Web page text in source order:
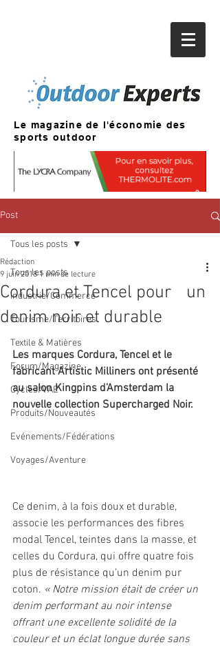
Le magazine de l'économie des
sports outdoor
Post
Tous les posts
Industrie/Commerce
Tourisme/Territoires
Textile & Matières
Forum/Magazine
Cycles/VAE
Produits/Nouveautés
Evénements/Fédérations
Voyages/Aventure
Tous les posts
Cordura et Tencel pour un
denim noir et durable
Rédaction
9 juin 2018 1 min de lecture
Les marques Cordura, Tencel et le
fabricant Artistic Milliners ont présenté
au salon Kingpins d’Amsterdam la
nouvelle collection Supercharged Noir.
Ce denim, à la fois doux et durable,
associe les performances des fibres
modal Tencel, teintes dans la masse, et
celles du Cordura, qui offre quatre fois
plus de résistance qu’un denim pur
coton. « Notre mission était de créer un
denim performant au noir intense
offrant une excellente solidité de la
couleur et un éclat longue durée sans